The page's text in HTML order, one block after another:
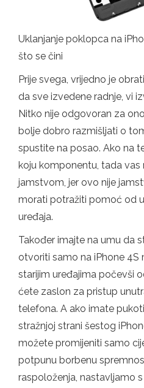
Uklanjanje poklopca na
što se čini
Prije svega, vrijedno je
da sve izvedene radnje, vi
Nitko nije odgovoran za
bolje dobro razmišljati o
spustite na posao. Ako na
koju komponentu, tada
jamstvom, jer ovo nije
morati potražiti pomoć od
uređaja.
Također imajte na umu da
otvoriti samo na iPhone 4S
starijim uređajima počevši
ćete zaslon za pristup
telefona. A ako imate
stražnjoj strani šestog
možete promijeniti samo
potpunu borbenu
raspoloženja, nastavljamo